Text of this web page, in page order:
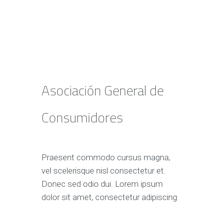
Asociación General de
Consumidores
Praesent commodo cursus magna,
vel scelerisque nisl consectetur et.
Donec sed odio dui. Lorem ipsum
dolor sit amet, consectetur adipiscing